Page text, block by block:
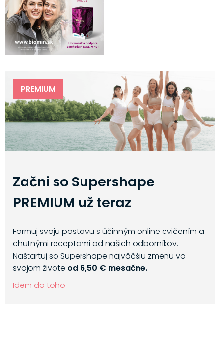
PREMIUM
Začni so Supershape
PREMIUM už teraz
Formuj svoju postavu s účinným online cvičením a
chutnými receptami od našich odborníkov.
Naštartuj so Supershape najväčšiu zmenu vo
svojom živote od 6,50 € mesačne.
Idem do toho